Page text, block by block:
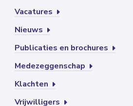
Vacatures
Nieuws
Publicaties en brochures
Medezeggenschap
Klachten
Vrijwilligers